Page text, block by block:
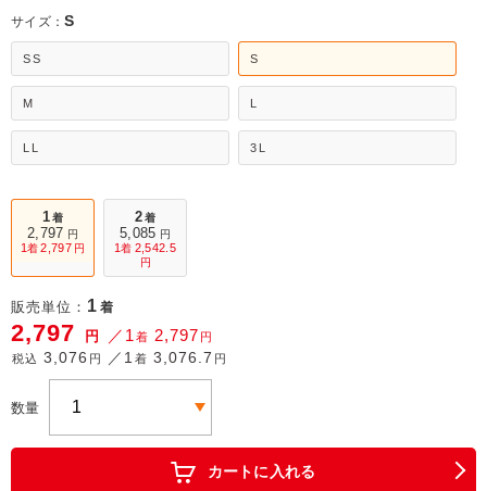
サイズ：S
SS S
M L
LL 3L
1着
2,797 円
1着 2,797 円
2着
5,085 円
1着 2,542.5
円
販売単位： 1 着
2,797 円 ／1 着 2,797 円
税込 3,076 円 ／1 着 3,076.7 円
数量
カートに入れる